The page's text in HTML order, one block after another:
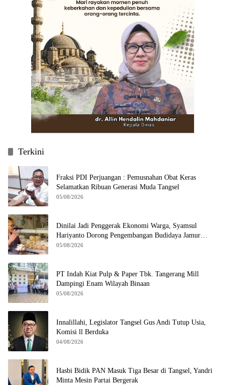
Terkini
Fraksi PDI Perjuangan : Pemusnahan Obat Keras
Selamatkan Ribuan Generasi Muda Tangsel
05/08/2026
Dinilai Jadi Penggerak Ekonomi Warga, Syamsul
Hariyanto Dorong Pengembangan Budidaya Jamur
Crispy di Serpong
05/08/2026
PT Indah Kiat Pulp & Paper Tbk. Tangerang Mill
Dampingi Enam Wilayah Binaan
05/08/2026
Innalillahi, Legislator Tangsel Gus Andi Tutup Usia,
Komisi ll Berduka
04/08/2026
Hasbi Bidik PAN Masuk Tiga Besar di Tangsel, Yandri
Minta Mesin Partai Bergerak